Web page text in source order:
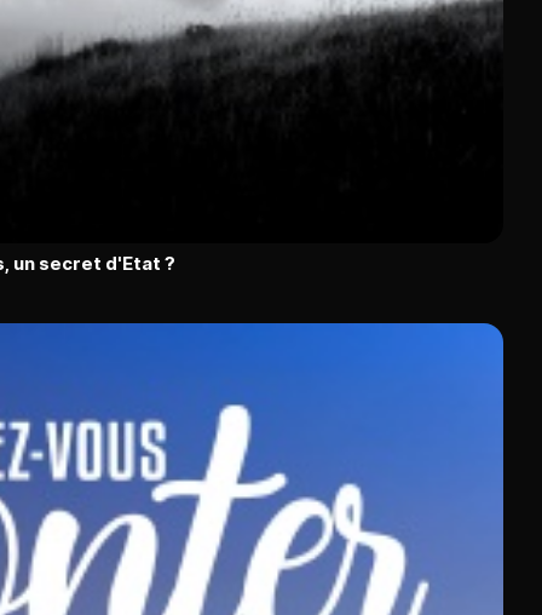
un secret d'Etat ?